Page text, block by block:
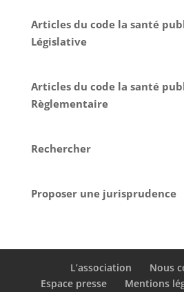
Articles du code la santé
Législative
Articles du code la santé
Règlementaire
Rechercher
Proposer une jurisprudence
L’association
Nous
Espace presse
Mentions